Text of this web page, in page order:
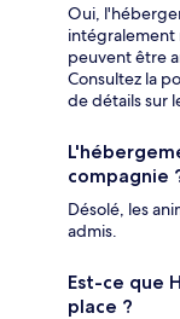
Oui,
intégralement
peuvent être
Consultez la
de détails sur
compagnie
Désolé, les
admis.
Est-ce que
place ?